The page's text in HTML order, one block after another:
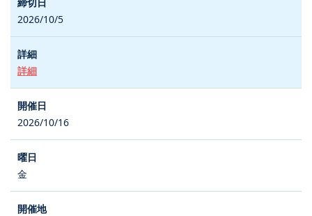
2026/10/5
詳細
2026/10/16
金